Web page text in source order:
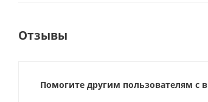
Отзывы
Помогите другим пользователям с